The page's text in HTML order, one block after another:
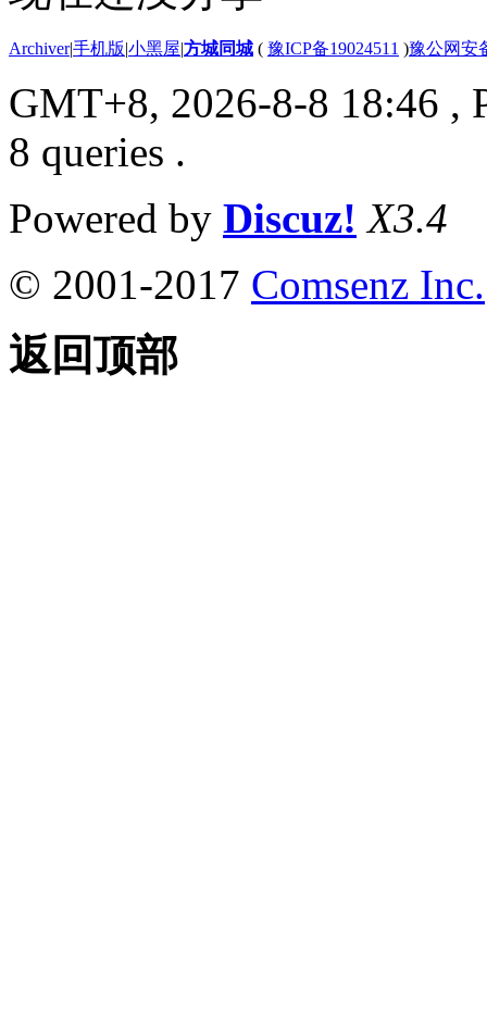
Archiver|手机版|小黑屋|方城同城 ( 豫ICP备19024511 )豫公网安
GMT+8, 2026-8-8 18:46 ,
8 queries .
Powered by Discuz! X3.4
© 2001-2017 Comsenz Inc.
返回顶部